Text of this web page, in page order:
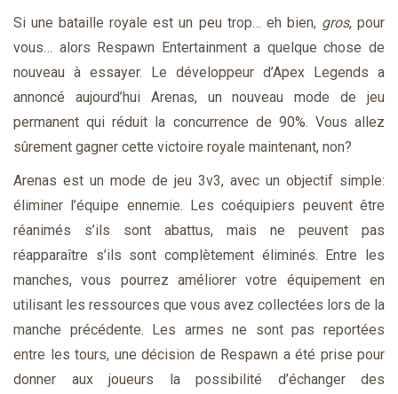
Si une bataille royale est un peu trop… eh bien, gros, pour
vous… alors Respawn Entertainment a quelque chose de
nouveau à essayer. Le développeur d’Apex Legends a
annoncé aujourd’hui Arenas, un nouveau mode de jeu
permanent qui réduit la concurrence de 90%. Vous allez
sûrement gagner cette victoire royale maintenant, non?
Arenas est un mode de jeu 3v3, avec un objectif simple:
éliminer l’équipe ennemie. Les coéquipiers peuvent être
réanimés s’ils sont abattus, mais ne peuvent pas
réapparaître s’ils sont complètement éliminés. Entre les
manches, vous pourrez améliorer votre équipement en
utilisant les ressources que vous avez collectées lors de la
manche précédente. Les armes ne sont pas reportées
entre les tours, une décision de Respawn a été prise pour
donner aux joueurs la possibilité d’échanger des